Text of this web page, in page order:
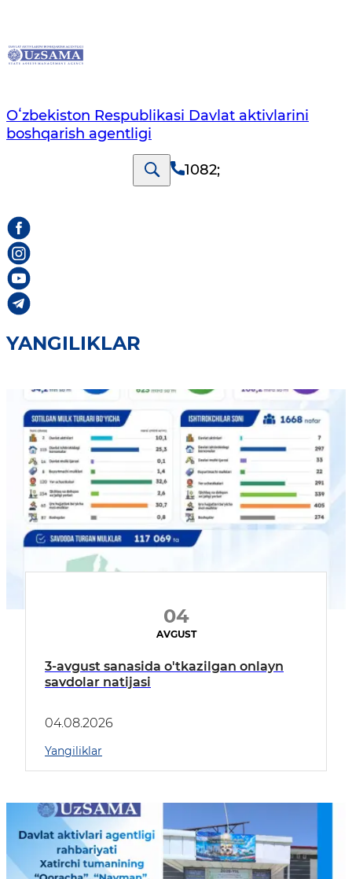
Oʻzbekiston Respublikasi Davlat aktivlarini
boshqarish agentligi
1082;
YANGILIKLAR
04
AVGUST
3-avgust sanasida o'tkazilgan onlayn
savdolar natijasi
04.08.2026
Yangiliklar